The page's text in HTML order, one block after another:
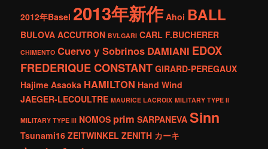
2012年Basel 2013年新作 Ahoi BALL
BULOVA ACCUTRON BVLGARI CARL F.BUCHERER
CHIMENTO Cuervo y Sobrinos DAMIANI EDOX
FREDERIQUE CONSTANT GIRARD-PEREGAUX
Hajime Asaoka HAMILTON Hand Wind
JAEGER-LECOULTRE MAURICE LACROIX MILITARY TYPE ll
MILITARY TYPE lll NOMOS prim SARPANEVA Sinn
Tsunami16 ZEITWINKEL ZENITH カーキ